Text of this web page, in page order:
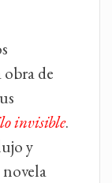
de
invisible.
y